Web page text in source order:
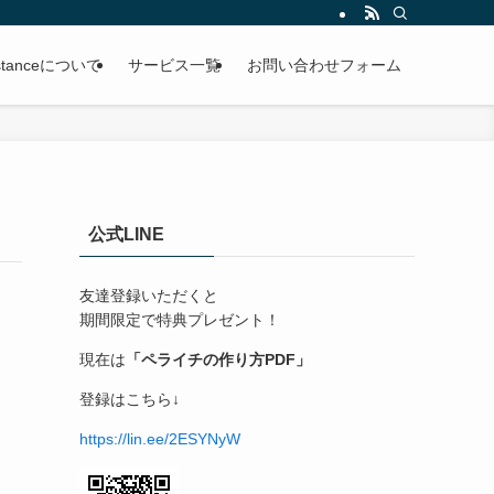
について サービス一覧 お問い合わせフォーム
公式LINE
友達登録いただくと
期間限定で特典プレゼント！
現在は 「ペライチの作り方PDF」
登録はこちら↓
https://lin.ee/2ESYNyW